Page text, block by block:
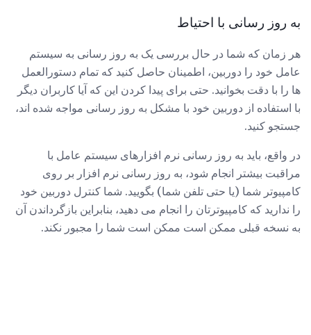
به روز رسانی با احتیاط
هر زمان که شما در حال بررسی یک به روز رسانی به سیستم
عامل خود را دوربین، اطمینان حاصل کنید که تمام دستورالعمل
ها را با دقت بخوانید. حتی برای پیدا کردن این که آیا کاربران دیگر
با استفاده از دوربین خود با مشکل به روز رسانی مواجه شده اند،
جستجو کنید.
در واقع، باید به روز رسانی نرم افزارهای سیستم عامل با
مراقبت بیشتر انجام شود، به روز رسانی نرم افزار بر روی
کامپیوتر شما (یا حتی تلفن شما) بگویید. شما کنترل دوربین خود
را ندارید که کامپیوترتان را انجام می دهید، بنابراین بازگرداندن آن
به نسخه قبلی ممكن است ممكن است شما را مجبور نكند.